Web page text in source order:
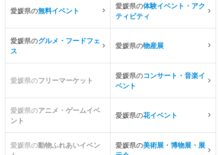
愛媛県の無料イベント
愛媛県の体験イベント・アク
ティビティ
愛媛県のグルメ・フードフェ
ス
愛媛県の物産展
愛媛県のフリーマーケット
愛媛県のコンサート・音楽イ
ベント
愛媛県のアニメ・ゲームイベ
ント
愛媛県の花イベント
愛媛県の動物ふれあいイベン
愛媛県の美術展・博物展・展